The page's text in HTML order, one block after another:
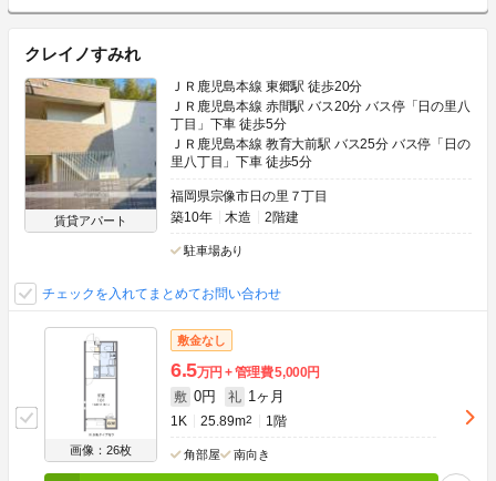
クレイノすみれ
賃貸アパート
ＪＲ鹿児島本線 東郷駅 徒歩20分
ＪＲ鹿児島本線 赤間駅 バス20分 バス停「日の里八
丁目」下車 徒歩5分
ＪＲ鹿児島本線 教育大前駅 バス25分 バス停「日の
里八丁目」下車 徒歩5分
福岡県宗像市日の里７丁目
築10年
木造 2階建
駐車場あり
チェックを入れてまとめてお問い合わせ
画像：26枚
敷金なし
6.5万円 管理費5,000円
敷 0円 礼 1ヶ月
1K 25.89m2 1階
角部屋 南向き